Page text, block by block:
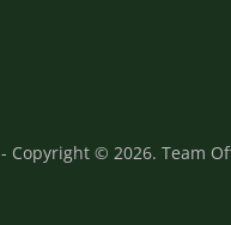
- Copyright © 2026. Team